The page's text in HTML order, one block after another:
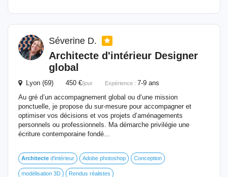
Séverine D.
Architecte d'intérieur Designer
global
Lyon (69) 450 €/jour Expérience : 7-9 ans
Au gré d’un accompagnement global ou d’une mission
ponctuelle, je propose du sur-mesure pour accompagner et
optimiser vos décisions et vos projets d’aménagements
personnels ou professionnels. Ma démarche privilégie une
écriture contemporaine fondé...
Architecte d'intérieur Adobe photoshop Conception
modélisation 3D Rendus réalistes